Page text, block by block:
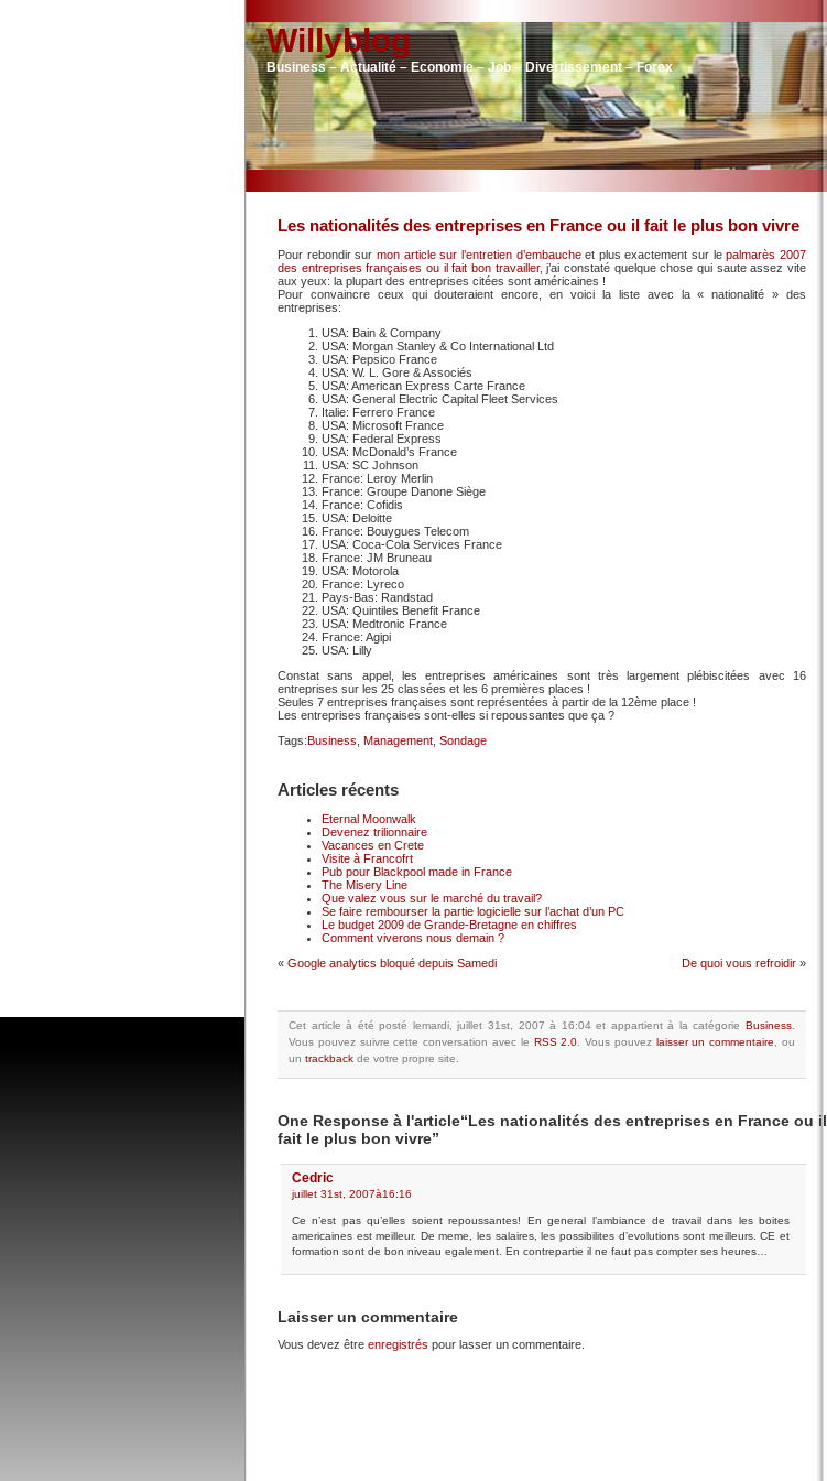
Willyblog
Business – Actualité – Economie – Job – Divertissement – Forex
Les nationalités des entreprises en France ou il fait le plus bon vivre
Pour rebondir sur mon article sur l’entretien d’embaucheet plus exactement sur lepalmarès 2007
des entreprises françaises ou il fait bon travailler, j’ai constaté quelque chose qui saute assez vite
aux yeux: la plupart des entreprises citées sont américaines !
Pour convaincre ceux qui douteraient encore, en voici la liste avec la « nationalité » des
entreprises:
USA: Bain & Company
USA: Morgan Stanley & Co International Ltd
USA: Pepsico France
USA: W. L. Gore & Associés
USA: American Express Carte France
USA: General Electric Capital Fleet Services
Italie: Ferrero France
USA: Microsoft France
USA: Federal Express
USA: McDonald’s France
USA: SC Johnson
France: Leroy Merlin
France: Groupe Danone Siège
France: Cofidis
USA: Deloitte
France: Bouygues Telecom
USA: Coca-Cola Services France
France: JM Bruneau
USA: Motorola
France: Lyreco
Pays-Bas: Randstad
USA: Quintiles Benefit France
USA: Medtronic France
France: Agipi
USA: Lilly
Constat sans appel, les entreprises américaines sont très largement plébiscitées avec 16
entreprises sur les 25 classées et les 6 premières places !
Seules 7 entreprises françaises sont représentées à partir de la 12ème place !
Les entreprises françaises sont-elles si repoussantes que ça ?
Tags:Business Management Sondage
Articles récents
Eternal Moonwalk
Devenez trilionnaire
Vacances en Crete
Visite à Francofrt
Pub pour Blackpool made in France
The Misery Line
Que valez vous sur le marché du travail?
Se faire rembourser la partie logicielle sur l’achat d’un PC
Le budget 2009 de Grande-Bretagne en chiffres
Comment viverons nous demain ?
« Google analytics bloqué depuis Samedi De quoi vous refroidir »
Cet article à été posté lemardi, juillet 31st, 2007 à 16:04et appartient à la catégorie Business
Vous pouvez suivre cette conversation avec le RSS 2.0 .Vous pouvez laisser un commentaire
, ou
un trackback de votre propre site.
One Response à l'article“Les nationalités des entreprises en France ou il
fait le plus bon vivre”
Cedric
juillet 31st, 2007à16:16
Ce n’est pas qu’elles soient repoussantes! En general l’ambiance de travail dans les boites
americaines est meilleur. De meme, les salaires, les possibilites d’evolutions sont meilleurs. CE et
formation sont de bon niveau egalement. En contrepartie il ne faut pas compter ses heures…
Laisser un commentaire
Vous devez être enregistrés pour lasser un commentaire.